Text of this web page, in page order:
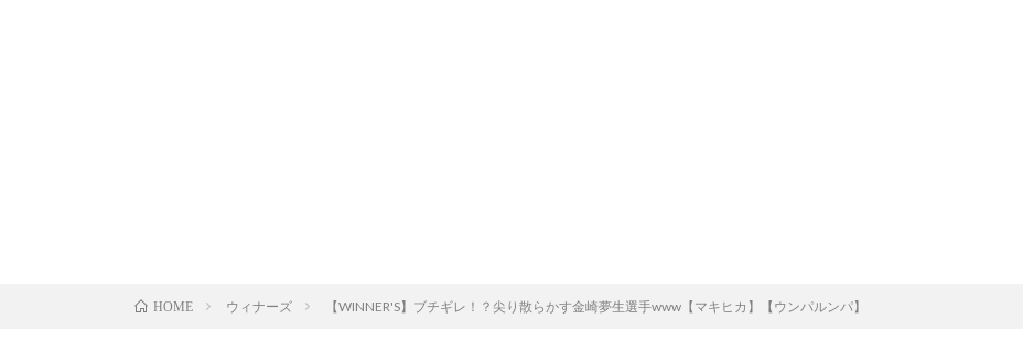
HOME ウィナーズ 【WINNER'S】ブチギレ！？尖り散らかす金崎夢生選手www【マキヒカ】【ウンパルンパ】